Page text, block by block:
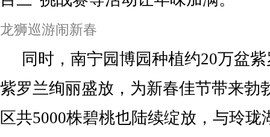
龙狮巡游闹新春
同时，南宁园博园种植约20万盆
紫罗兰绚丽盛放，为新春佳节带来勃
区共5000株碧桃也陆续绽放，与玲珑